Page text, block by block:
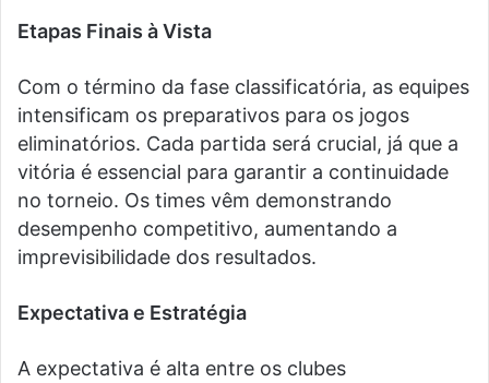
Etapas Finais à Vista
Com o término da fase classificatória, as equipes
intensificam os preparativos para os jogos
eliminatórios. Cada partida será crucial, já que a
vitória é essencial para garantir a continuidade
no torneio. Os times vêm demonstrando
desempenho competitivo, aumentando a
imprevisibilidade dos resultados.
Expectativa e Estratégia
A expectativa é alta entre os clubes